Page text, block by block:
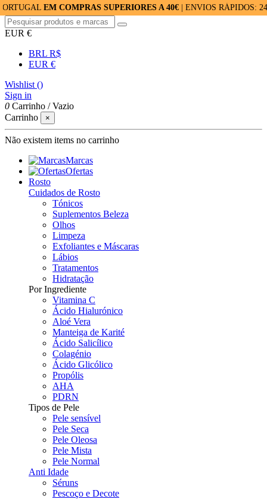
EM COMPRAS SUPERIORES A 40€| ENVIOS RÁPIDOS: 24/48H |
EUR €
BRL R$
EUR €
Wishlist ()
Sign in
0 Carrinho /Vazio
Carrinho
×
Não existem items no carrinho
Marcas
Ofertas
Rosto
Cuidados de Rosto
Tónicos
Suplementos Beleza
Olhos
Limpeza
Exfoliantes e Máscaras
Lábios
Tratamentos
Hidratação
Por Ingrediente
Vitamina C
Ácido Hialurónico
Aloé Vera
Manteiga de Karité
Ácido Salicílico
Colagénio
Ácido Glicólico
Propólis
AHA
PDRN
Tipos de Pele
Pele sensível
Pele Seca
Pele Oleosa
Pele Mista
Pele Normal
Anti Idade
Séruns
Pescoço e Decote